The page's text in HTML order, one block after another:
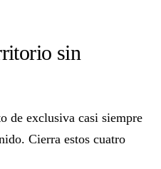
sin
de exclusiva casi siempre
Cierra estos cuatro